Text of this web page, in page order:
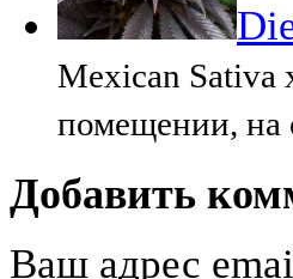
Mexican Sativa
помещении, на
Добавить
Ваш адрес